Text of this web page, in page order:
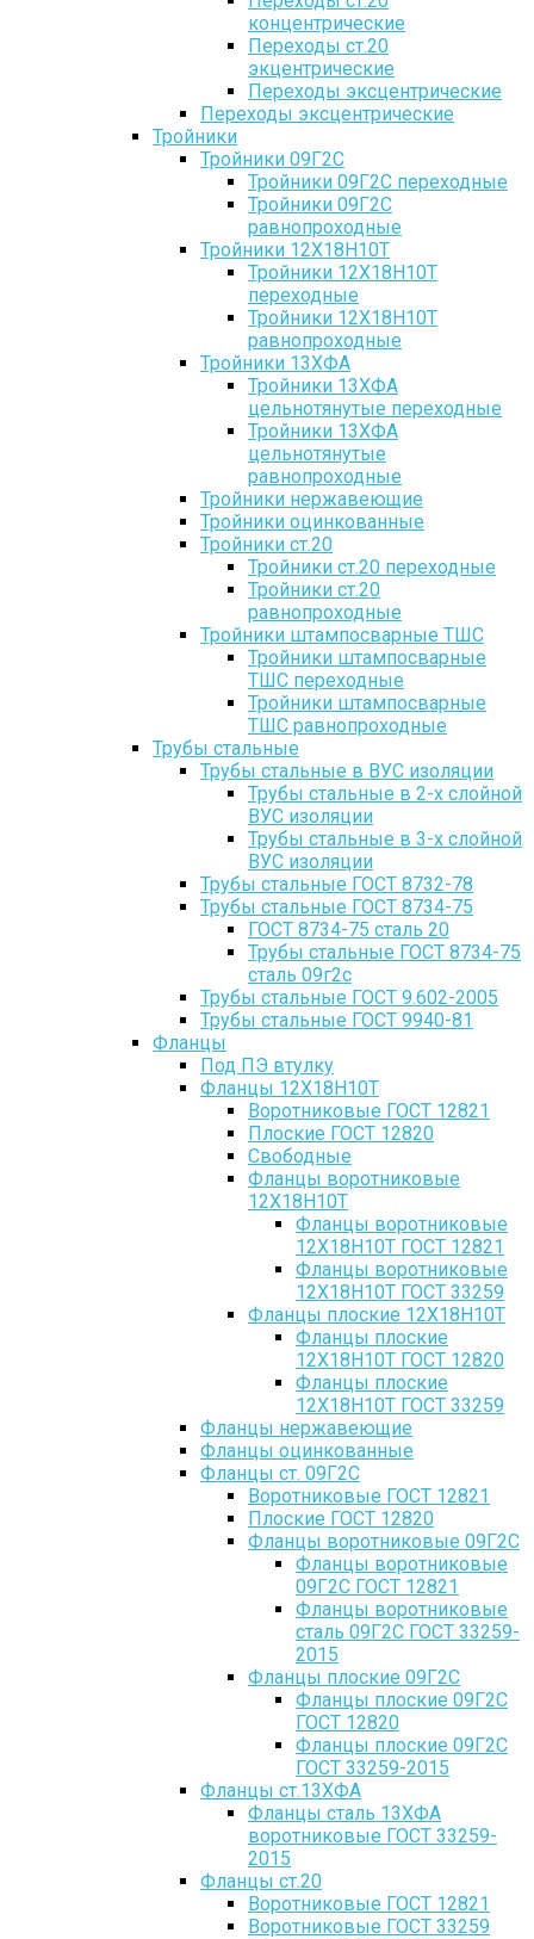
концентрические
Переходы ст.20
экцентрические
Переходы эксцентрические
Переходы эксцентрические
Тройники
Тройники 09Г2С
Тройники 09Г2С переходные
Тройники 09Г2С
равнопроходные
Тройники 12Х18Н10Т
Тройники 12Х18Н10Т
переходные
Тройники 12Х18Н10Т
равнопроходные
Тройники 13ХФА
Тройники 13ХФА
цельнотянутые переходные
Тройники 13ХФА
цельнотянутые
равнопроходные
Тройники нержавеющие
Тройники оцинкованные
Тройники ст.20
Тройники ст.20 переходные
Тройники ст.20
равнопроходные
Тройники штампосварные ТШС
Тройники штампосварные
ТШС переходные
Тройники штампосварные
ТШС равнопроходные
Трубы стальные
Трубы стальные в ВУС изоляции
Трубы стальные в 2-х слойной
ВУС изоляции
Трубы стальные в 3-х слойной
ВУС изоляции
Трубы стальные ГОСТ 8732-78
Трубы стальные ГОСТ 8734-75
ГОСТ 8734-75 сталь 20
Трубы стальные ГОСТ 8734-75
сталь 09г2с
Трубы стальные ГОСТ 9.602-2005
Трубы стальные ГОСТ 9940-81
Фланцы
Под ПЭ втулку
Фланцы 12Х18Н10Т
Воротниковые ГОСТ 12821
Плоские ГОСТ 12820
Свободные
Фланцы воротниковые
12Х18Н10Т
Фланцы воротниковые
12Х18Н10Т ГОСТ 12821
Фланцы воротниковые
12Х18Н10Т ГОСТ 33259
Фланцы плоские 12Х18Н10Т
Фланцы плоские
12Х18Н10Т ГОСТ 12820
Фланцы плоские
12Х18Н10Т ГОСТ 33259
Фланцы нержавеющие
Фланцы оцинкованные
Фланцы ст. 09Г2С
Воротниковые ГОСТ 12821
Плоские ГОСТ 12820
Фланцы воротниковые 09Г2С
Фланцы воротниковые
09Г2С ГОСТ 12821
Фланцы воротниковые
сталь 09Г2С ГОСТ 33259-
2015
Фланцы плоские 09Г2С
Фланцы плоские 09Г2С
ГОСТ 12820
Фланцы плоские 09Г2С
ГОСТ 33259-2015
Фланцы ст.13ХФА
Фланцы сталь 13ХФА
воротниковые ГОСТ 33259-
2015
Фланцы ст.20
Воротниковые ГОСТ 12821
Воротниковые ГОСТ 33259